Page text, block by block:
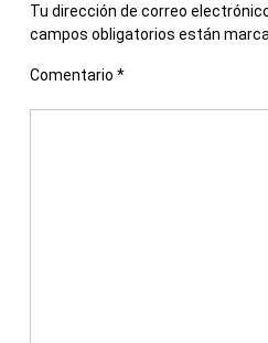
Tu dirección de correo
campos obligatorios están
Comentario *